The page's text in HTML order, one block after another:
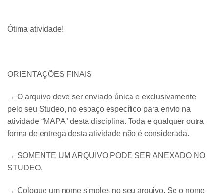
Ótima atividade!
ORIENTAÇÕES FINAIS
→ O arquivo deve ser enviado única e exclusivamente
pelo seu Studeo, no espaço específico para envio na
atividade “MAPA” desta disciplina. Toda e qualquer outra
forma de entrega desta atividade não é considerada.
→ SOMENTE UM ARQUIVO PODE SER ANEXADO NO
STUDEO.
→ Coloque um nome simples no seu arquivo. Se o nome